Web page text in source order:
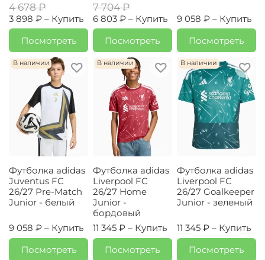
4 678 ₽
3 898 ₽ – Купить
Посмотреть
7 704 ₽
6 803 ₽ – Купить
Посмотреть
9 058 ₽ – Купить
Посмотреть
В наличии
Футболка adidas
Juventus FC
26/27 Pre-Match
Junior - белый
9 058 ₽ – Купить
Посмотреть
В наличии
Футболка adidas
Liverpool FC
26/27 Home
Junior -
бордовый
11 345 ₽ – Купить
Посмотреть
В наличии
Футболка adidas
Liverpool FC
26/27 Goalkeeper
Junior - зеленый
11 345 ₽ – Купить
Посмотреть